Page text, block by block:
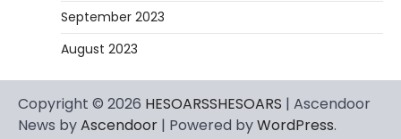
September 2023
August 2023
Copyright © 2026 HESOARSSHESOARS | Ascendoor
News byAscendoor | Powered byWordPress.